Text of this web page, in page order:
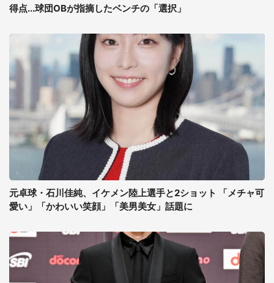
得点...球団OBが指摘したベンチの「選択」
元卓球・石川佳純、イケメン陸上選手と2ショット 「メチャ可
愛い」「かわいい笑顔」「美男美女」話題に